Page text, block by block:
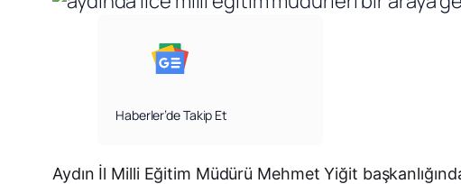
Haberler’de Takip Et
Aydın İl Milli Eğitim Müdürü Mehmet Yiğit